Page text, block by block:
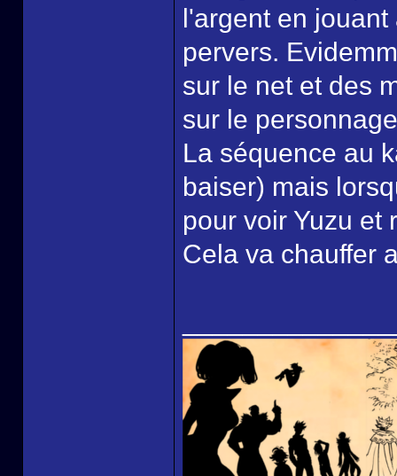
l'argent en
pervers.
sur le net et des
sur le
La séquence au
baiser) mais
pour voir Yuzu et
Cela va chauffer